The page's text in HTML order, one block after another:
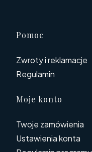
Linki w
Pomoc
Zwroty i reklamacje
Regulamin
Moje konto
Twoje zamówienia
Ustawienia konta